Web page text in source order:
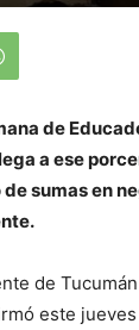
de
a ese
sumas en
de
este